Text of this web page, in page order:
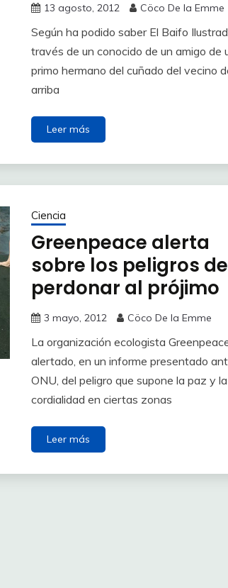
13 agosto, 2012 Cöco De la Emme
Según ha podido saber El Baifo
través de un conocido de un amigo de
primo hermano del cuñado del vecino
arriba
Leer más
Ciencia
Greenpeace alerta
sobre los peligros de
perdonar al prójimo
3 mayo, 2012 Cöco De la Emme
La organización ecologista
alertado, en un informe presentado
ONU, del peligro que supone la paz y la
cordialidad en ciertas zonas
Leer más